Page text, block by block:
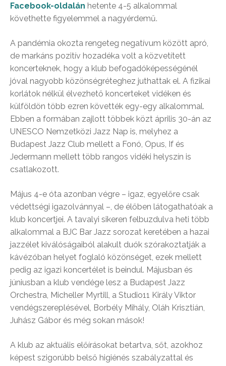
Facebook-oldalán hetente 4-5 alkalommal
követhette figyelemmel a nagyérdemű.
A pandémia okozta rengeteg negatívum között apró,
de markáns pozitív hozadéka volt a közvetített
koncerteknek, hogy a klub befogadóképességénél
jóval nagyobb közönségréteghez juthattak el. A fizikai
korlátok nélkül élvezhető koncerteket vidéken és
külföldön több ezren követték egy-egy alkalommal.
Ebben a formában zajlott többek közt április 30-án az
UNESCO Nemzetközi Jazz Nap is, melyhez a
Budapest Jazz Club mellett a Fonó, Opus, If és
Jedermann mellett több rangos vidéki helyszín is
csatlakozott.
Május 4-e óta azonban végre – igaz, egyelőre csak
védettségi igazolvánnyal –, de élőben látogathatóak a
klub koncertjei. A tavalyi sikeren felbuzdulva heti több
alkalommal a BJC Bar Jazz sorozat keretében a hazai
jazzélet kiválóságaiból alakult duók szórakoztatják a
kávézóban helyet foglaló közönséget, ezek mellett
pedig az igazi koncertélet is beindul. Májusban és
júniusban a klub vendége lesz a Budapest Jazz
Orchestra, Micheller Myrtill, a Studio11 Király Viktor
vendégszereplésével, Borbély Mihály, Oláh Krisztián,
Juhász Gábor és még sokan mások!
A klub az aktuális előírásokat betartva, sőt, azokhoz
képest szigorúbb belső higiénés szabályzattal és